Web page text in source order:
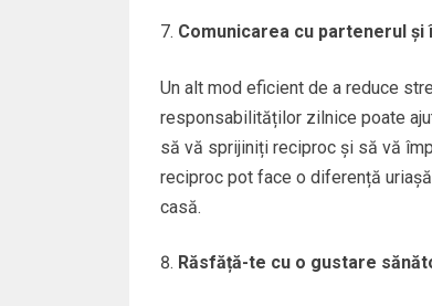
Comunicarea cu partenerul
Un alt mod eficient de a reduce
responsabilităților zilnice poate
să vă sprijiniți reciproc și să vă
reciproc pot face o diferență
casă.
Răsfăță-te cu o gustare